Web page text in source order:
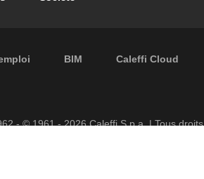
BIM Caleffi Cloud
- © 1961 - 2026Caleffi S.p.a. | Tous droits